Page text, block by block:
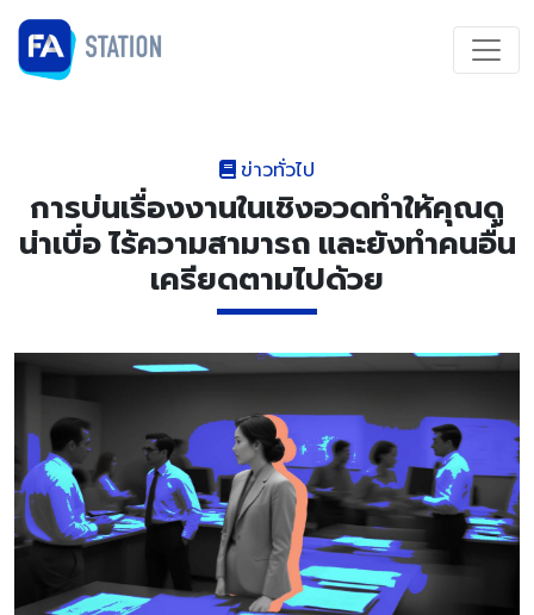
ข่าวทั่วไป
การบ่นเรื่องงานในเชิงอวดทำให้คุณดู
น่าเบื่อ ไร้ความสามารถ และยังทำคนอื่น
เครียดตามไปด้วย